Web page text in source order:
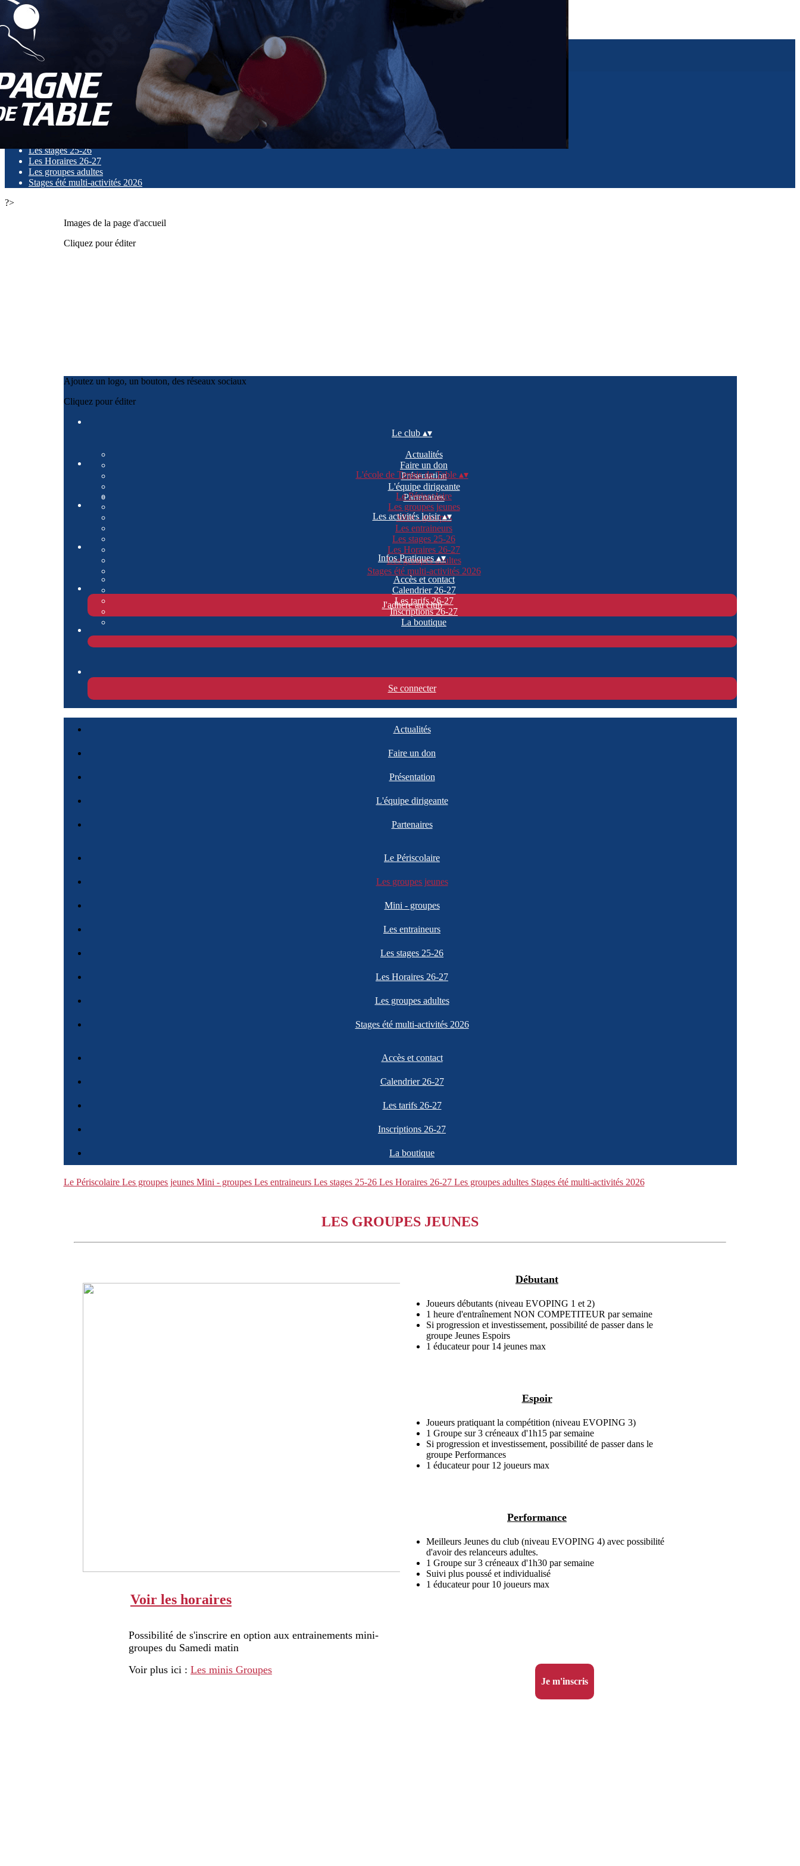
Exporter les lignes sélectionnées
Exporter toutes les colonnes
Exporter uniquement les colonnes affichées
<
>
Le Périscolaire
Les groupes jeunes
Mini - groupes
Les stages 25-26
Les Horaires 26-27
Les groupes adultes
Stages été multi-activités 2026
?>
Images de la page d'accueil
Cliquez pour éditer
Ajoutez un logo, un bouton, des réseaux sociaux
Cliquez pour éditer
Le club ▴▾
Actualités
Faire un don
Présentation
L'équipe dirigeante
Partenaires
L'école de Tennis de Table ▴▾
Le Périscolaire
Les groupes jeunes
Mini - groupes
Les entraineurs
Les stages 25-26
Les Horaires 26-27
Les groupes adultes
Stages été multi-activités 2026
Les activités loisir▴▾
Infos Pratiques▴▾
Accès et contact
Calendrier 26-27
Les tarifs 26-27
Inscriptions 26-27
La boutique
J'adhère au club
Se connecter
Actualités
Faire un don
Présentation
L'équipe dirigeante
Partenaires
Le Périscolaire
Les groupes jeunes
Mini - groupes
Les entraineurs
Les stages 25-26
Les Horaires 26-27
Les groupes adultes
Stages été multi-activités 2026
Accès et contact
Calendrier 26-27
Les tarifs 26-27
Inscriptions 26-27
La boutique
Le Périscolaire Les groupes jeunes Mini - groupes Les entraineurs Les stages 25-26 Les Horaires 26-27 Les groupes adultes Stages été multi-activités 2026
LES GROUPES JEUNES
Débutant
Joueurs débutants (niveau EVOPING 1 et 2)
1 heure d'entraînement NON COMPETITEUR par semaine
Si progression et investissement, possibilité de passer dans le
groupe Jeunes Espoirs
1 éducateur pour 14 jeunes max
Espoir
Joueurs pratiquant la compétition (niveau EVOPING 3)
1 Groupe sur 3 créneaux d'1h15 par semaine
Si progression et investissement, possibilité de passer dans le
groupe Performances
1 éducateur pour 12 joueurs max
Performance
Meilleurs Jeunes du club (niveau EVOPING 4) avec possibilité
d'avoir des relanceurs adultes.
1 Groupe sur 3 créneaux d'1h30 par semaine
Suivi plus poussé et individualisé
1 éducateur pour 10 joueurs max
Voir les horaires
Possibilité de s'inscrire en option aux entrainements mini-
groupes du Samedi matin
Voir plus ici : Les minis Groupes
Je m'inscris